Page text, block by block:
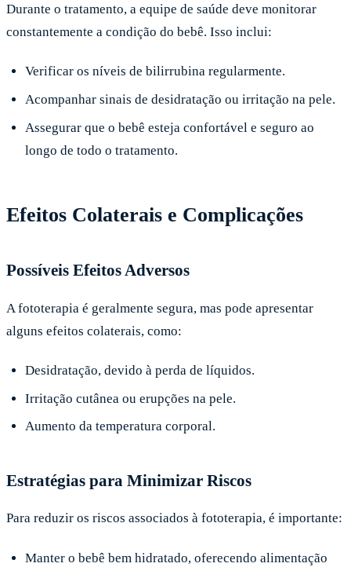
Durante o tratamento, a equipe de saúde deve monitorar
constantemente a condição do bebê. Isso inclui:
Verificar os níveis de bilirrubina regularmente.
Acompanhar sinais de desidratação ou irritação na pele.
Assegurar que o bebê esteja confortável e seguro ao
longo de todo o tratamento.
Efeitos Colaterais e Complicações
Possíveis Efeitos Adversos
A fototerapia é geralmente segura, mas pode apresentar
alguns efeitos colaterais, como:
Desidratação, devido à perda de líquidos.
Irritação cutânea ou erupções na pele.
Aumento da temperatura corporal.
Estratégias para Minimizar Riscos
Para reduzir os riscos associados à fototerapia, é importante:
Manter o bebê bem hidratado, oferecendo alimentação